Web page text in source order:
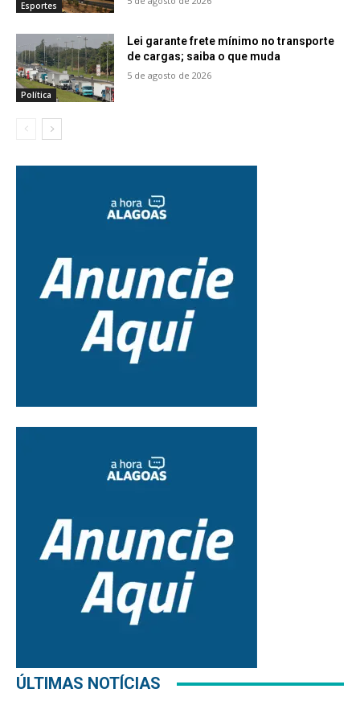
Esportes
Política
Lei garante frete mínimo no transporte
de cargas; saiba o que muda
5 de agosto de 2026
ÚLTIMAS NOTÍCIAS